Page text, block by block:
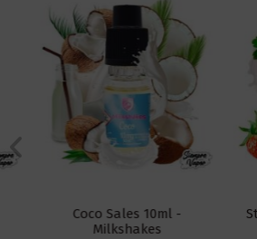
Coco Sales 10ml -
Milkshakes